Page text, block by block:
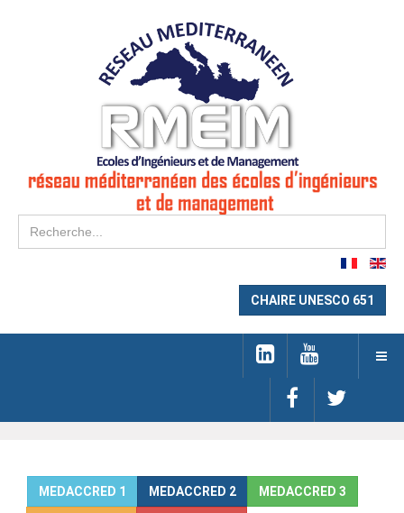
CHAIRE UNESCO 651
MEDACCRED 1 MEDACCRED 2 MEDACCRED 3